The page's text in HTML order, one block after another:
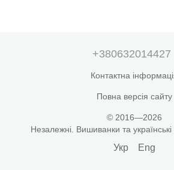
+380632014427
Контактна
Повна версія сайту
© 2016—2026
Незалежні. Вишиванки та українські
Укр Eng